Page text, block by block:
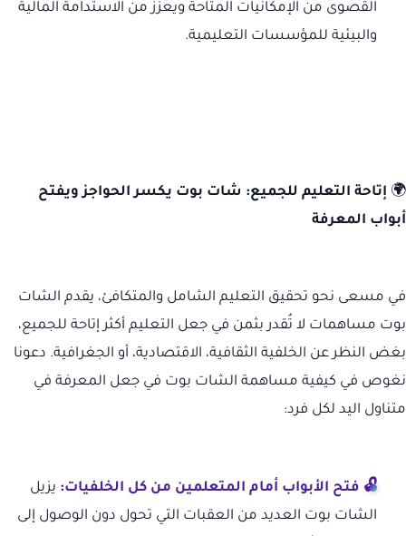
القصوى من الإمكانيات المتاحة ويعزز من الاستدامة المالية
والبيئية للمؤسسات التعليمية.
🌍 إتاحة التعليم للجميع: شات بوت يكسر الحواجز ويفتح
أبواب المعرفة
في مسعى نحو تحقيق التعليم الشامل والمتكافئ، يقدم الشات
بوت مساهمات لا تُقدر بثمن في جعل التعليم أكثر إتاحة للجميع،
بغض النظر عن الخلفية الثقافية، الاقتصادية، أو الجغرافية. دعونا
نغوص في كيفية مساهمة الشات بوت في جعل المعرفة في
متناول اليد لكل فرد:
🔓 فتح الأبواب أمام المتعلمين من كل الخلفيات: يزيل
الشات بوت العديد من العقبات التي تحول دون الوصول إلى